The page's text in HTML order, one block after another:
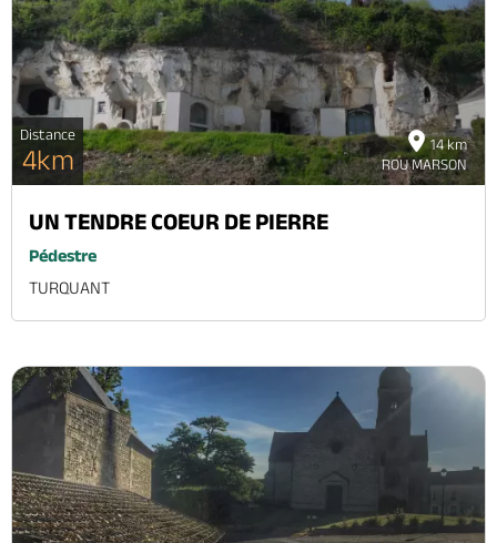
14 km
ROU MARSON
Distance
4km
UN TENDRE COEUR DE PIERRE
Pédestre
TURQUANT